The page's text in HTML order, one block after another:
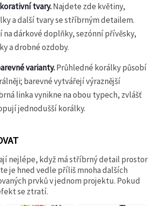
tvary.Najdete zde květiny,
a další tvary se stříbrným detailem.
na dárkové doplňky, sezónní přívěsky,
a drobné ozdoby.
varianty.Průhledné korálky působí
barevné vytvářejí výraznější
linka vynikne na obou typech, zvlášť
jednodušší korálky.
nejlépe, když má stříbrný detail prostor
je hned vedle příliš mnoha dalších
prvků v jednom projektu. Pokud
se ztratí.